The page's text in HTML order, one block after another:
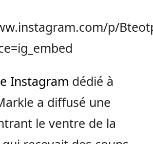
p/
Instagram dédié à
a diffusé une
le ventre de la